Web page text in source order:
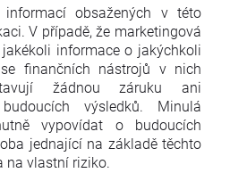
obsažených v této
V případě, že marketingová
informace o jakýchkoli
finančních nástrojů v nich
žádnou záruku ani
výsledků. Minulá
vypovídat o budoucích
jednající na základě těchto
na vlastní riziko.